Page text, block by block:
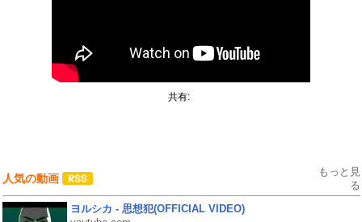
共有:
人気の動画
もっと見
る
ヨルシカ - 思想犯(OFFICIAL VIDEO)